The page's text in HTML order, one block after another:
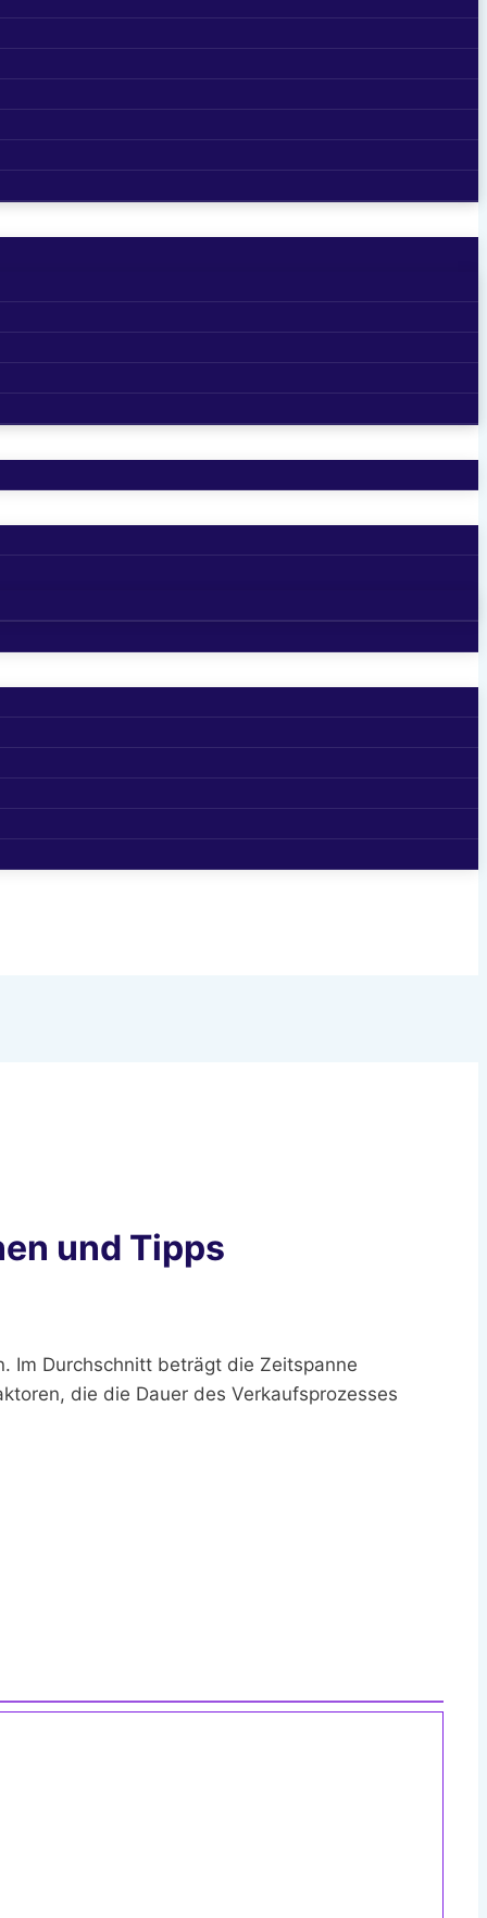
und Tipps
Im Durchschnitt beträgt die Zeitspanne
die die Dauer des Verkaufsprozesses